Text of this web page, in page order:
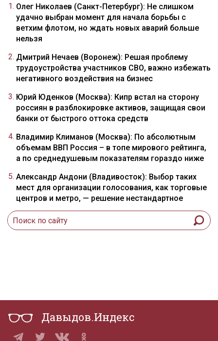
Олег Николаев (Санкт-Петербург): Не слишком
удачно выбран момент для начала борьбы с
ветхим флотом, но ждать новых аварий больше
нельзя
Дмитрий Нечаев (Воронеж): Решая проблему
трудоустройства участников СВО, важно избежать
негативного воздействия на бизнес
Юрий Юденков (Москва): Кипр встал на сторону
россиян в разблокировке активов, защищая свои
банки от быстрого оттока средств
Владимир Климанов (Москва): По абсолютным
объемам ВВП Россия – в топе мирового рейтинга,
а по среднедушевым показателям гораздо ниже
Александр Андони (Владивосток): Выбор таких
мест для организации голосования, как торговые
центров и метро, — решение нестандартное
Давыдов.Индекс